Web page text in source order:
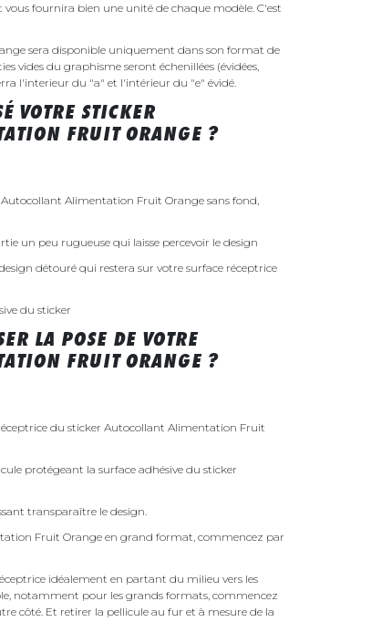
vous fournira bien une unité de chaque modèle. C'est
sera disponible uniquement dans son format de
vides du graphisme seront échenillées (évidées,
l'interieur du "a" et l'intérieur du "e" évidé.
VOTRE STICKER
FRUIT ORANGE ?
Alimentation Fruit Orange sans fond,
un peu rugueuse qui laisse percevoir le design
détouré qui restera sur votre surface réceptrice
du sticker
LA POSE DE VOTRE
FRUIT ORANGE ?
du sticker Autocollant Alimentation Fruit
protégeant la surface adhésive du sticker
transparaître le design.
Fruit Orange en grand format, commencez par
idéalement en partant du milieu vers les
notamment pour les grands formats, commencez
côté. Et retirer la pellicule au fur et à mesure de la